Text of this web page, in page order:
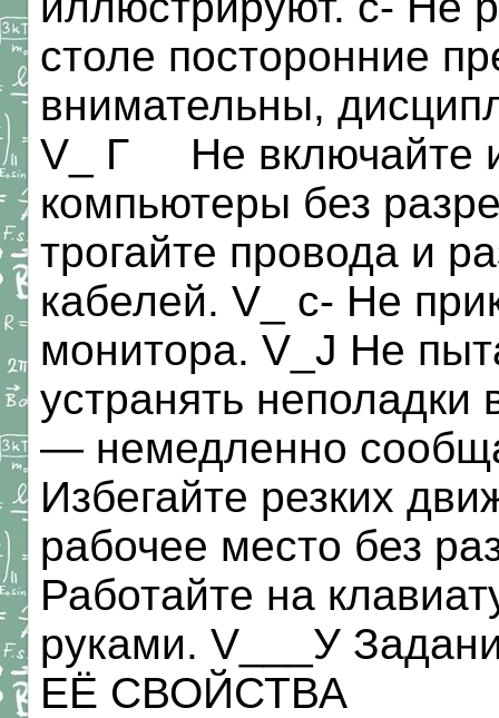
столе посторонние
внимательны,
V_ Г Не включайте
компьютеры без
трогайте провода и
кабелей. V_ с- Не
монитора. V_J Не
устранять неполадки
— немедленно
Избегайте резких
рабочее место без
Работайте на
руками. V___У
ЕЁ СВОЙСТВА